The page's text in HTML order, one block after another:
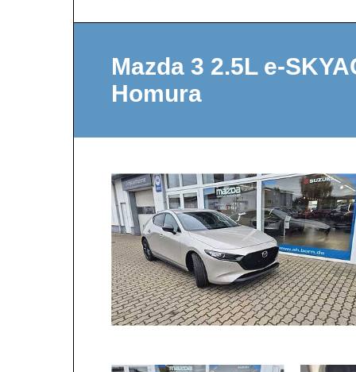
Mazda 3 2.5L e-
Homura